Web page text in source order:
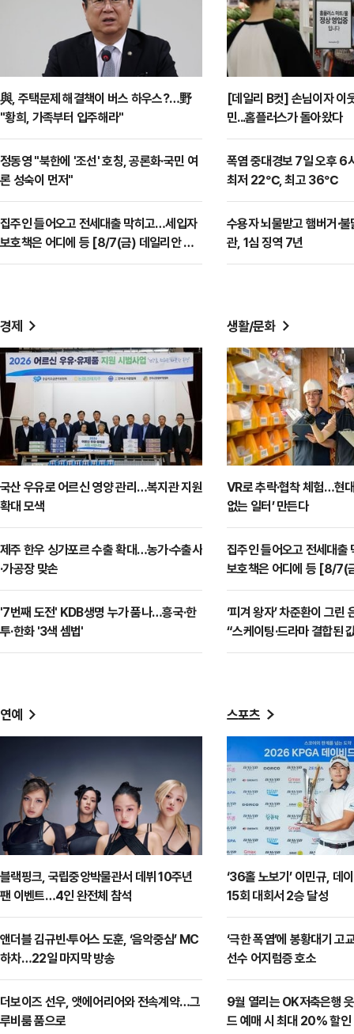
與, 주택문제 해결책이 버스 하우스?…野
"황희, 가족부터 입주해라"
정동영 "북한에 '조선' 호칭, 공론화·국민 여
론 성숙이 먼저"
집주인 들어오고 전세대출 막히고…세입자
보호책은 어디에 등 [8/7(금) 데일리안 퇴
근길뉴스]
[데일리 B컷] 손님이자 이
민...홈플러스가 돌아왔다
폭염 중대경보 7일 오후 6
최저 22℃, 최고 36℃
수용자 뇌물받고 햄버거·
관, 1심 징역 7년
경제
국산 우유로 어르신 영양 관리…복지관 지원
확대 모색
제주 한우 싱가포르 수출 확대…농가·수출사
·가공장 맞손
'7번째 도전' KDB생명 누가 품나…흥국·한
투·한화 '3색 셈법'
생활/문화
VR로 추락·협착 체험…현
없는 일터’ 만든다
집주인 들어오고 전세대
보호책은 어디에 등 [8/7(
근길뉴스]
‘피겨 왕자’ 차준환이 그
“스케이팅·드라마 결합된
장]
연예
블랙핑크, 국립중앙박물관서 데뷔 10주년
팬 이벤트…4인 완전체 참석
앤더블 김규빈·투어스 도훈, ‘음악중심’ MC
하차…22일 마지막 방송
더보이즈 선우, 앳에어리어와 전속계약…그
루비룸 품으로
스포츠
‘36홀 노보기’ 이민규, 데
15회 대회서 2승 달성
‘극한 폭염’에 봉황대기 고
선수 어지럼증 호소
9월 열리는 OK저축은행
드 예매 시 최대 20% 할인